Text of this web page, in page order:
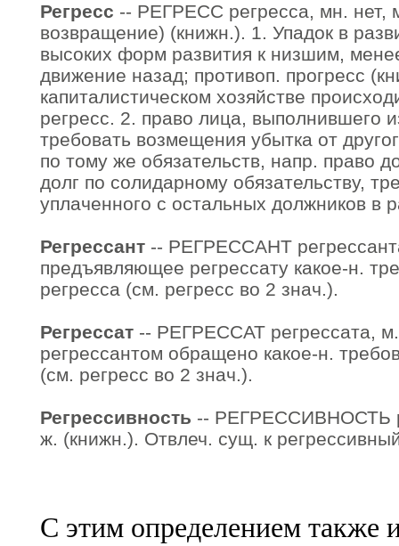
Регресс -- РЕГРЕСС регресса, мн. нет,
возвращение) (книжн.). 1. Упадок в
высоких форм развития к низшим,
движение назад; противоп. прогресс
капиталистическом хозяйстве
регресс. 2. право лица, выполнившего
требовать возмещения убытка от
по тому же обязательств, напр. право
долг по солидарному обязательству,
уплаченного с остальных должников в
Регрессант -- РЕГРЕССАНТ
предъявляющее регрессату какое-н.
регресса (см. регресс во 2 знач.).
Регрессат -- РЕГРЕССАТ регрессата,
регрессантом обращено какое-н.
(см. регресс во 2 знач.).
Регрессивность -- РЕГРЕССИВНОСТЬ
ж. (книжн.). Отвлеч. сущ. к
С этим определением также